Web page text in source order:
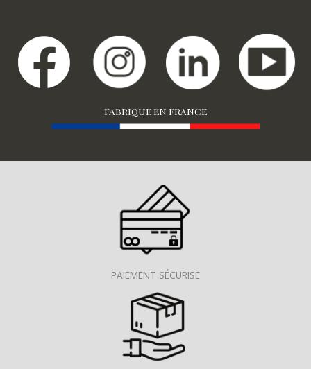
FABRIQUE EN FRANCE
PAIEMENT SÉCURISE